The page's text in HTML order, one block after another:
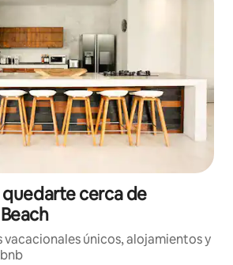
cerca de
vacacionales únicos, alojamientos y